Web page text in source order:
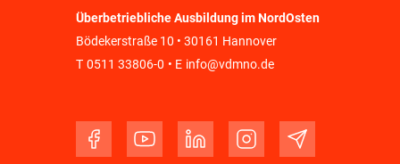
Überbetriebliche Ausbildung im NordOsten
Bödekerstraße 10 • 30161 Hannover
T 0511 33806-0 • E info@vdmno.de